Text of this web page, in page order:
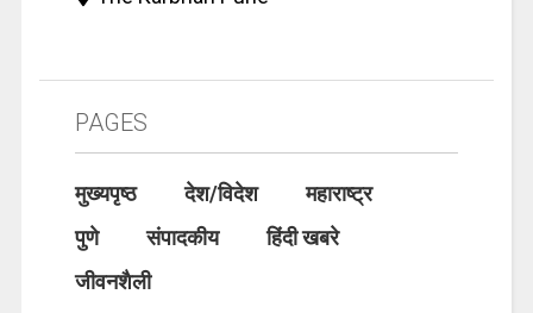
PAGES
मुख्यपृष्ठ देश/विदेश
महाराष्ट्र
पुणे
संपादकीय
हिंदी खबरे
जीवनशैली